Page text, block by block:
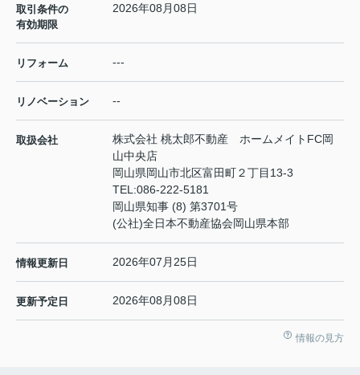
取引条件の
有効期限
2026年08月08日
リフォーム ---
リノベーション --
取扱会社
株式会社 桃太郎不動産 ホームメイトFC岡
山中央店
岡山県岡山市北区富田町２丁目13-3
TEL:086-222-5181
岡山県知事 (8) 第3701号
(公社)全日本不動産協会岡山県本部
情報更新日 2026年07月25日
更新予定日 2026年08月08日
情報の見方